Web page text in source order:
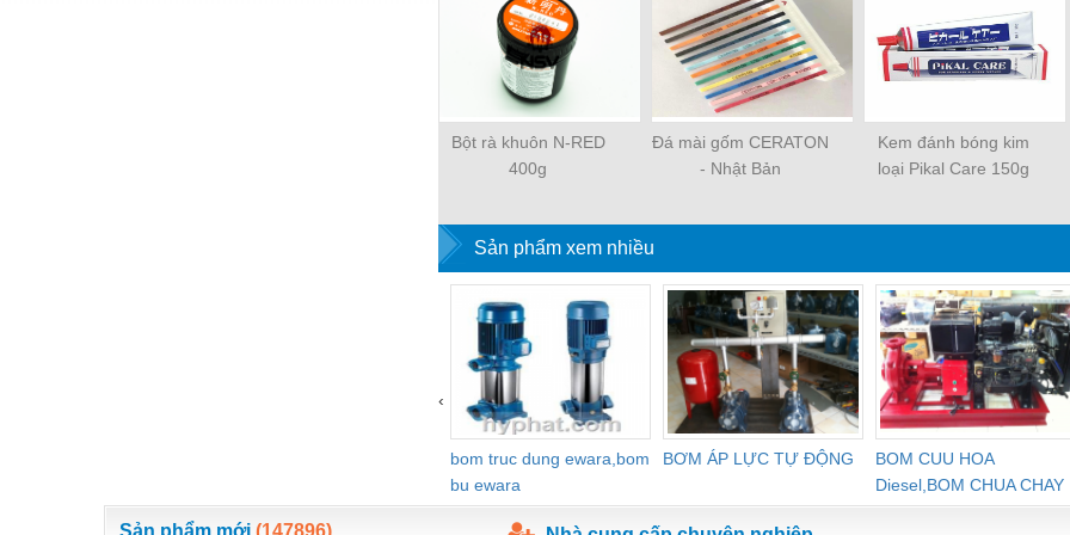
Bột rà khuôn N-RED
400g
Đá mài gốm CERATON
- Nhật Bản
Kem đánh bóng kim
loại Pikal Care 150g
Sản phẩm xem nhiều
bom truc dung ewara,bom
bu ewara
BƠM ÁP LỰC TỰ ĐỘNG
BOM CUU HOA
Diesel,BOM CHUA CHAY
‹
Sản phẩm mới (147896)